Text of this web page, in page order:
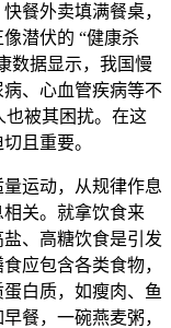
餐外卖填满餐桌，
潜伏的 “健康杀
数据显示，我国慢
、心血管疾病等不
也被其困扰。在这
且重要。
运动，从规律作息
关。就拿饮食来
、高糖饮食是引发
应包含各类食物，
白质，如瘦肉、鱼
餐，一碗燕麦粥，